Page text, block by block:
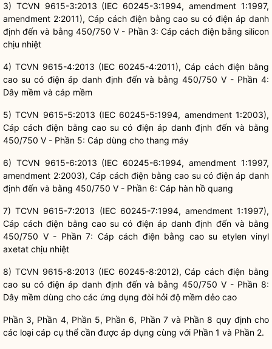
3) TCVN 9615-3:2013 (IEC 60245-3:1994, amendment 1:1997,
amendment 2:2011), Cáp cách điện bằng cao su có điện áp danh
định đến và bằng 450/750 V - Phần 3: Cáp cách điện bằng silicon
chịu nhiệt
4) TCVN 9615-4:2013 (IEC 60245-4:2011), Cáp cách điện bằng
cao su có điện áp danh định đến và bằng 450/750 V - Phần 4:
Dây mềm và cáp mềm
5) TCVN 9615-5:2013 (IEC 60245-5:1994, amendment 1:2003),
Cáp cách điện bằng cao su có điện áp danh định đến và bằng
450/750 V - Phần 5: Cáp dùng cho thang máy
6) TCVN 9615-6:2013 (IEC 60245-6:1994, amendment 1:1997,
amendment 2:2003), Cáp cách điện bằng cao su có điện áp danh
định đến và bằng 450/750 V - Phần 6: Cáp hàn hồ quang
7) TCVN 9615-7:2013 (IEC 60245-7:1994, amendment 1:1997),
Cáp cách điện bằng cao su có điện áp danh định đến và bằng
450/750 V - Phần 7: Cáp cách điện bằng cao su etylen vinyl
axetat chịu nhiệt
8) TCVN 9615-8:2013 (IEC 60245-8:2012), Cáp cách điện bằng
cao su có điện áp danh định đến và bằng 450/750 V - Phần 8:
Dây mềm dùng cho các ứng dụng đòi hỏi độ mềm dẻo cao
Phần 3, Phần 4, Phần 5, Phần 6, Phần 7 và Phần 8 quy định cho
các loại cáp cụ thể cần được áp dụng cùng với Phần 1 và Phần 2.